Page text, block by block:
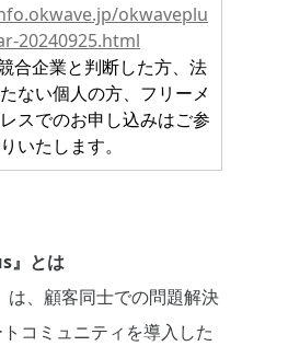
okwaveplu
20240925.html
合企業と判断した方、法
ない個人の方、フリーメ
スでのお申し込みはご参
いたします。
』とは
は、顧客同士での問題解決
コミュニティを導入した